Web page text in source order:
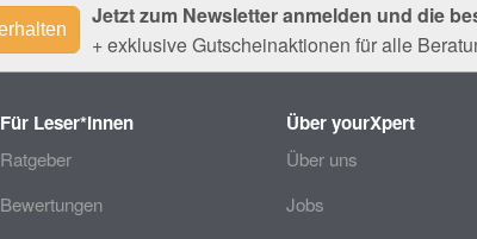
Jetzt zum Newsletter anmelden und die
+ exklusive Gutscheinaktionen für alle
Für Leser*innen
Ratgeber
Bewertungen
Über yourXpert
Über uns
Jobs